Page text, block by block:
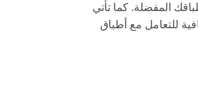
المفضلة. كما تأتي
للتعامل مع أطباق